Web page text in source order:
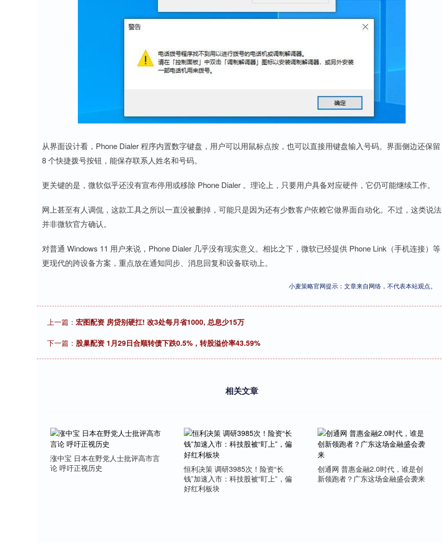
从界面设计看，Phone Dialer 程序内置数字键盘，用户可以用鼠标点按，也可以直接用键盘输入号码。界面侧边还保留
8 个快捷拨号按钮，能保存联系人姓名和号码。
更关键的是，微软似乎还没有宣布停用或移除 Phone Dialer 。理论上，只要用户具备对应硬件，它仍可能继续工作。
网上甚至有人调侃，这款工具之所以一直没被删掉，可能只是因为还有少数客户依赖它做界面自动化。不过，这类说法
并非微软官方确认。
对普通 Windows 11 用户来说，Phone Dialer 几乎没有现实意义。相比之下，微软已经提供 Phone Link（手机连接）等
更现代的跨设备方案，重点放在通知同步、消息回复和设备联动上。
小麦策略官网提示：文章来自网络，不代表本站观点。
上一篇： 宏图配资 房贷别硬扛! 改3处每月省1000, 总息少15万
下一篇： 股巢配资 1月29日合顺转债下跌0.5%，转股溢价率43.59%
相关文章
涨中宝 日本在野党人士批评高市言
论 呼吁正视历史
恒利决策 调研3985次！险资“长
钱”加速入市：科技股被“盯上”，偏
好红利板块
创通网 普惠金融2.0时代，谁是创
新领跑者？广东这场金融盛会袭来